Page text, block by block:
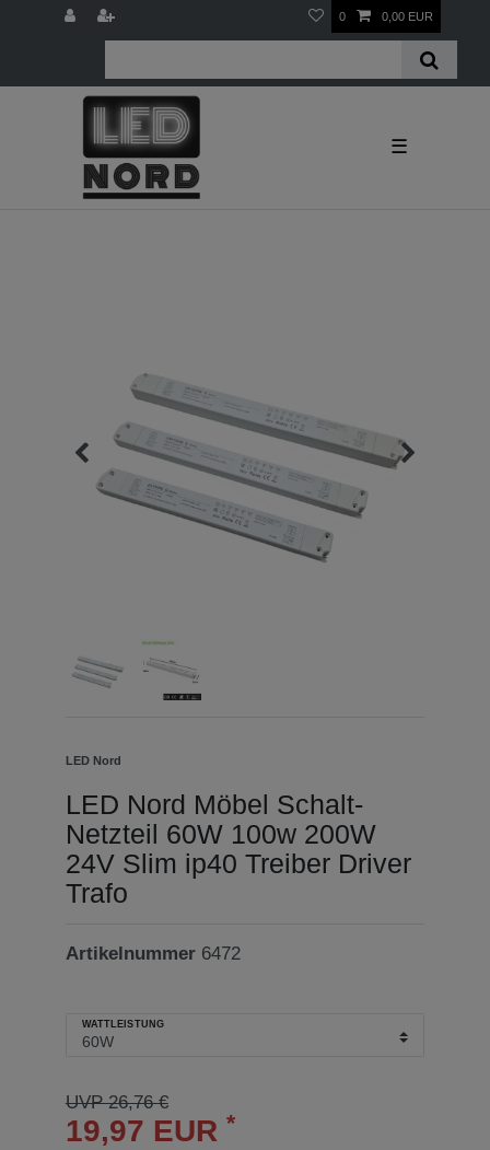
0 0,00 EUR
☰
LED Nord
LED Nord Möbel Schalt-
Netzteil 60W 100w 200W
24V Slim ip40 Treiber Driver
Trafo
Artikelnummer 6472
WATTLEISTUNG
UVP 26,76 €
19,97 EUR *